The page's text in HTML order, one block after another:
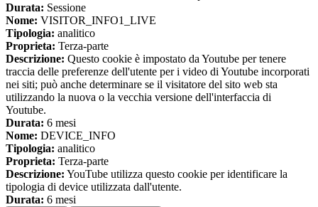
Durata: Sessione
Nome: VISITOR_INFO1_LIVE
Tipologia: analitico
Proprieta: Terza-parte
Descrizione: Questo cookie è impostato da Youtube per tenere
traccia delle preferenze dell'utente per i video di Youtube incorporati
nei siti; può anche determinare se il visitatore del sito web sta
utilizzando la nuova o la vecchia versione dell'interfaccia di
Youtube.
Durata: 6 mesi
Nome: DEVICE_INFO
Tipologia: analitico
Proprieta: Terza-parte
Descrizione: YouTube utilizza questo cookie per identificare la
tipologia di device utilizzata dall'utente.
Durata: 6 mesi